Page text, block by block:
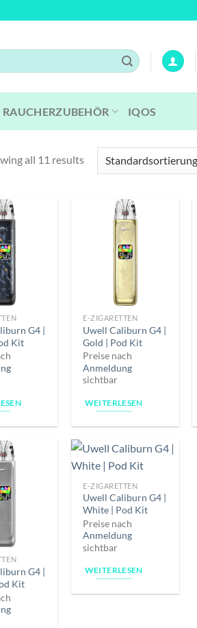
RAUCHERZUBEHÖR IQOS
all 11 results
G4 |
Kit
E-ZIGARETTEN
Uwell Caliburn G4 |
Gold | Pod Kit
Preise nach
Anmeldung
sichtbar
WEITERLESEN
G4 |
Kit
E-ZIGARETTEN
Uwell Caliburn G4 |
White | Pod Kit
Preise nach
Anmeldung
sichtbar
WEITERLESEN